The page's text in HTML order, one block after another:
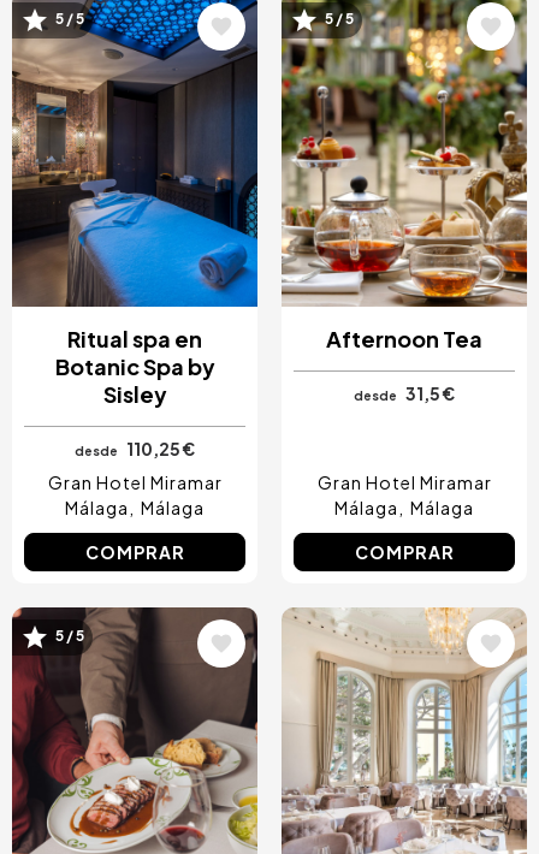
Image
5 / 5
Ritual spa en
Botanic Spa by
Sisley
desde
110,25 €
Gran Hotel Miramar
Málaga
Málaga
COMPRAR
Image
5 / 5
Afternoon Tea
desde 31,5 €
Gran Hotel Miramar
Málaga
Málaga
COMPRAR
Image
5 / 5 Image